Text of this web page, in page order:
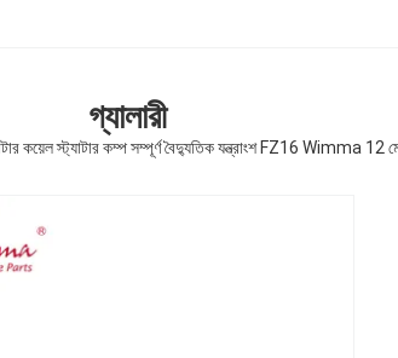
গ্যালারী
কয়েল স্ট্যাটার কম্প সম্পূর্ণ বৈদ্যুতিক যন্ত্রাংশ FZ16 Wimma 12